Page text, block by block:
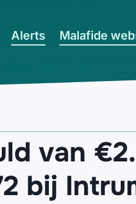
Alerts Malafide
van
bij